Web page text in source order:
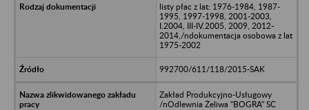
listy płac z lat: 1976-1984, 1987-
1995, 1997-1998, 2001-2003,
I.2004, III-IV.2005, 2009, 2012-
2014,/ndokumentacja osobowa z lat
1975-2002
992700/611/118/2015-SAK
Zakład Produkcyjno-Usługowy
/nOdlewnia Żeliwa "BOGRA" SC